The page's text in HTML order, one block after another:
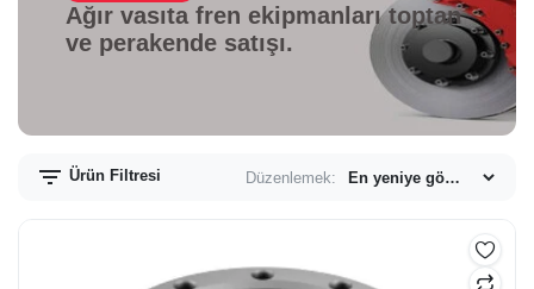
Ağır vasıta fren ekipmanları toptan
ve perakende satışı.
Ürün Filtresi Düzenlemek: